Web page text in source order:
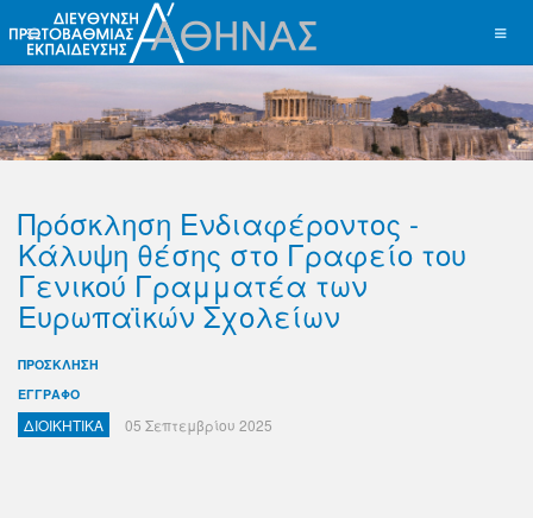
Πρόσκληση Ενδιαφέροντος -
Κάλυψη θέσης στο Γραφείο του
Γενικού Γραμματέα των
Ευρωπαϊκών Σχολείων
ΠΡΟΣΚΛΗΣΗ
ΕΓΓΡΑΦΟ
ΔΙΟΙΚΗΤΙΚΑ 05 Σεπτεμβρίου 2025